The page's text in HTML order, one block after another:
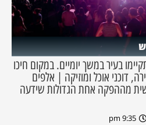
בעיר במשך יומיים. במקום חיכו
דוכני אוכל ומוזיקה | אלפים
מההפקה אחת הגדולות שידעה
9:35 pm